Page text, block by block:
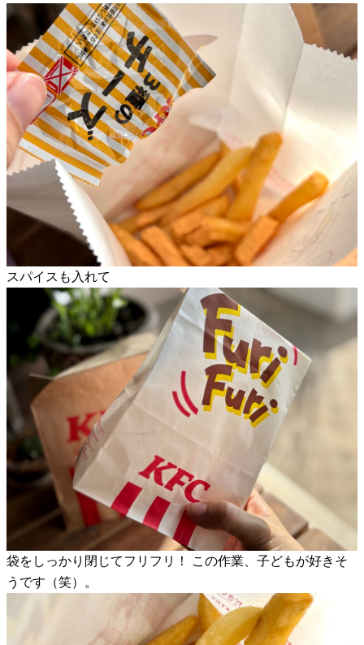
スパイスも入れて
袋をしっかり閉じてフリフリ！ この作業、子どもが好きそ
うです（笑）。